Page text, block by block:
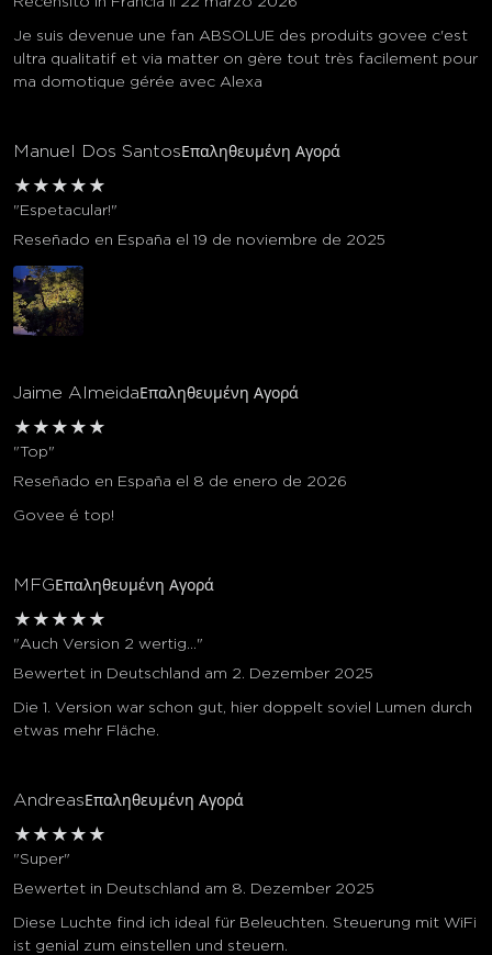
Je suis devenue une fan ABSOLUE des produits govee c'est
ultra qualitatif et via matter on gère tout très facilement pour
ma domotique gérée avec Alexa
Manuel Dos Santos Επαληθευμένη Αγορά
★ ★ ★ ★ ★
"Espetacular!"
Reseñado en España el 19 de noviembre de 2025
Jaime Almeida Επαληθευμένη Αγορά
★ ★ ★ ★ ★
"Top"
Reseñado en España el 8 de enero de 2026
Govee é top!
MFG Επαληθευμένη Αγορά
★ ★ ★ ★ ★
"Auch Version 2 wertig..."
Bewertet in Deutschland am 2. Dezember 2025
Die 1. Version war schon gut, hier doppelt soviel Lumen durch
etwas mehr Fläche.
Andreas Επαληθευμένη Αγορά
★ ★ ★ ★ ★
"Super"
Bewertet in Deutschland am 8. Dezember 2025
Diese Luchte find ich ideal für Beleuchten. Steuerung mit WiFi
ist genial zum einstellen und steuern.